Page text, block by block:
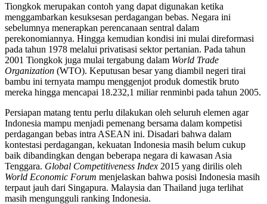
Tiongkok merupakan contoh yang dapat digunakan ketika
menggambarkan kesuksesan perdagangan bebas. Negara ini
sebelumnya menerapkan perencanaan sentral dalam
perekonomiannya. Hingga kemudian kondisi ini mulai direformasi
pada tahun 1978 melalui privatisasi sektor pertanian. Pada tahun
2001 Tiongkok juga mulai tergabung dalam World Trade
Organization (WTO). Keputusan besar yang diambil negeri tirai
bambu ini ternyata mampu menggenjot produk domestik bruto
mereka hingga mencapai 18.232,1 miliar renminbi pada tahun 2005.
Persiapan matang tentu perlu dilakukan oleh seluruh elemen agar
Indonesia mampu menjadi pemenang bersama dalam kompetisi
perdagangan bebas intra ASEAN ini. Disadari bahwa dalam
kontestasi perdagangan, kekuatan Indonesia masih belum cukup
baik dibandingkan dengan beberapa negara di kawasan Asia
Tenggara. Global Competitiveness Index 2015 yang dirilis oleh
World Economic Forum menjelaskan bahwa posisi Indonesia masih
terpaut jauh dari Singapura. Malaysia dan Thailand juga terlihat
masih mengungguli ranking Indonesia.